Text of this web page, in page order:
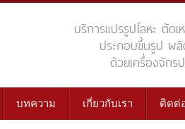
บริการแปรรูปโลหะ ตัดเ
ประกอบขึ้นรูป
ด้วยเครื่องจักร
บทความ เกี่ยวกับเรา ติดต่